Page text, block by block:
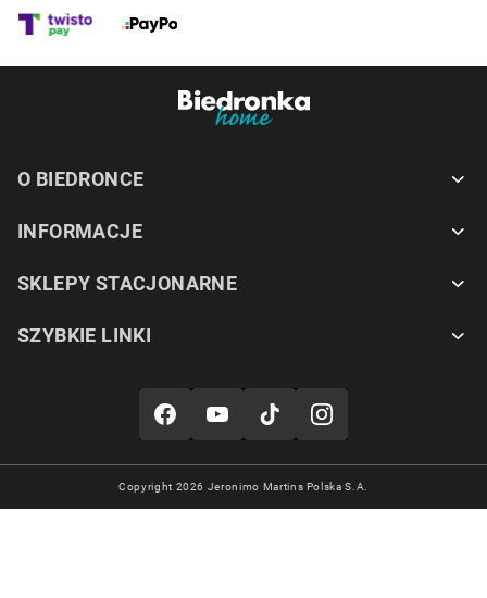
O BIEDRONCE
INFORMACJE
SKLEPY STACJONARNE
SZYBKIE LINKI
Copyright 2026 Jeronimo Martins Polska S.A.